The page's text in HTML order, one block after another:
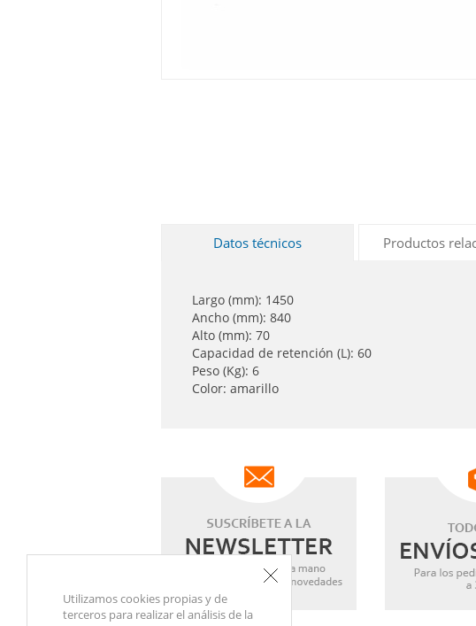
Datos técnicos Productos
Largo (mm): 1450
Ancho (mm): 840
Alto (mm): 70
Capacidad de retención (L): 60
Peso (Kg): 6
Color: amarillo
Utilizamos cookies propias y de
terceros para realizar el análisis de la